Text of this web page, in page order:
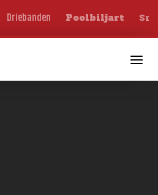
Driebanden Poolbiljart